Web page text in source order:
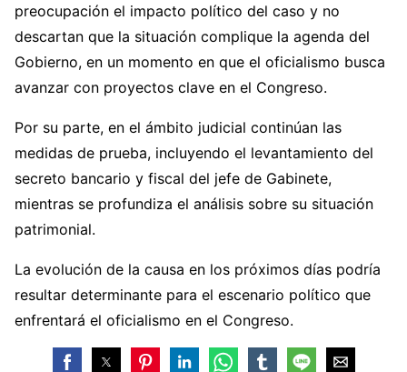
preocupación el impacto político del caso y no
descartan que la situación complique la agenda del
Gobierno, en un momento en que el oficialismo busca
avanzar con proyectos clave en el Congreso.
Por su parte, en el ámbito judicial continúan las
medidas de prueba, incluyendo el levantamiento del
secreto bancario y fiscal del jefe de Gabinete,
mientras se profundiza el análisis sobre su situación
patrimonial.
La evolución de la causa en los próximos días podría
resultar determinante para el escenario político que
enfrentará el oficialismo en el Congreso.